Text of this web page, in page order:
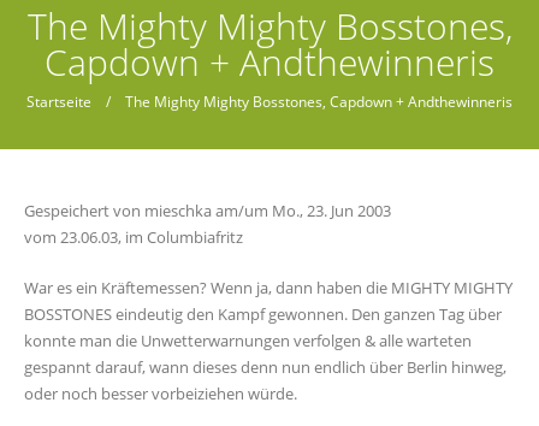
The Mighty Mighty Bosstones,
Capdown + Andthewinneris
Startseite / The Mighty Mighty Bosstones, Capdown + Andthewinneris
Gespeichert von mieschkaam/um Mo., 23. Jun 2003
vom 23.06.03, im Columbiafritz
War es ein Kräftemessen? Wenn ja, dann haben die MIGHTY MIGHTY
BOSSTONES eindeutig den Kampf gewonnen. Den ganzen Tag über
konnte man die Unwetterwarnungen verfolgen & alle warteten
gespannt darauf, wann dieses denn nun endlich über Berlin hinweg,
oder noch besser vorbeiziehen würde.